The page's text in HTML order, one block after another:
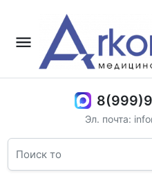
Эл. почта: